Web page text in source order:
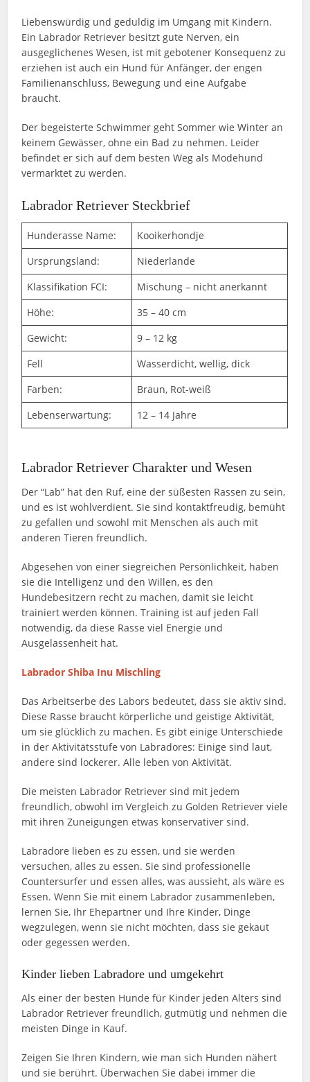
Liebenswürdig und geduldig im Umgang mit Kindern.
Ein Labrador Retriever besitzt gute Nerven, ein
ausgeglichenes Wesen, ist mit gebotener Konsequenz zu
erziehen ist auch ein Hund für Anfänger, der engen
Familienanschluss, Bewegung und eine Aufgabe
braucht.
Der begeisterte Schwimmer geht Sommer wie Winter an
keinem Gewässer, ohne ein Bad zu nehmen. Leider
befindet er sich auf dem besten Weg als Modehund
vermarktet zu werden.
Labrador Retriever Steckbrief
Hunderasse Name:
Kooikerhondje
Ursprungsland:
Niederlande
Klassifikation FCI:
Mischung – nicht anerkannt
Höhe:
35 – 40 cm
Gewicht:
9 – 12 kg
Fell
Wasserdicht, wellig, dick
Farben:
Braun, Rot-weiß
Lebenserwartung:
12 – 14 Jahre
Labrador Retriever Charakter und Wesen
Der “Lab” hat den Ruf, eine der süßesten Rassen zu sein,
und es ist wohlverdient. Sie sind kontaktfreudig, bemüht
zu gefallen und sowohl mit Menschen als auch mit
anderen Tieren freundlich.
Abgesehen von einer siegreichen Persönlichkeit, haben
sie die Intelligenz und den Willen, es den
Hundebesitzern recht zu machen, damit sie leicht
trainiert werden können. Training ist auf jeden Fall
notwendig, da diese Rasse viel Energie und
Ausgelassenheit hat.
Labrador Shiba Inu Mischling
Das Arbeitserbe des Labors bedeutet, dass sie aktiv sind.
Diese Rasse braucht körperliche und geistige Aktivität,
um sie glücklich zu machen. Es gibt einige Unterschiede
in der Aktivitätsstufe von Labradores: Einige sind laut,
andere sind lockerer. Alle leben von Aktivität.
Die meisten Labrador Retriever sind mit jedem
freundlich, obwohl im Vergleich zu Golden Retriever viele
mit ihren Zuneigungen etwas konservativer sind.
Labradore lieben es zu essen, und sie werden
versuchen, alles zu essen. Sie sind professionelle
Countersurfer und essen alles, was aussieht, als wäre es
Essen. Wenn Sie mit einem Labrador zusammenleben,
lernen Sie, Ihr Ehepartner und Ihre Kinder, Dinge
wegzulegen, wenn sie nicht möchten, dass sie gekaut
oder gegessen werden.
Kinder lieben Labradore und umgekehrt
Als einer der besten Hunde für Kinder jeden Alters sind
Labrador Retriever freundlich, gutmütig und nehmen die
meisten Dinge in Kauf.
Zeigen Sie Ihren Kindern, wie man sich Hunden nähert
und sie berührt. Überwachen Sie dabei immer die